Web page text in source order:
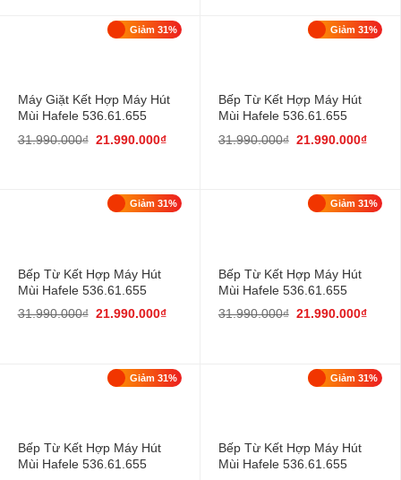
Giảm 31%
Máy Giặt Kết Hợp Máy Hút
Mùi Hafele 536.61.655
31.990.000₫ 21.990.000₫
Giảm 31%
Bếp Từ Kết Hợp Máy Hút
Mùi Hafele 536.61.655
31.990.000₫ 21.990.000₫
Giảm 31%
Bếp Từ Kết Hợp Máy Hút
Mùi Hafele 536.61.655
31.990.000₫ 21.990.000₫
Giảm 31%
Bếp Từ Kết Hợp Máy Hút
Mùi Hafele 536.61.655
31.990.000₫ 21.990.000₫
Giảm 31%
Bếp Từ Kết Hợp Máy Hút
Mùi Hafele 536.61.655
Giảm 31%
Bếp Từ Kết Hợp Máy Hút
Mùi Hafele 536.61.655